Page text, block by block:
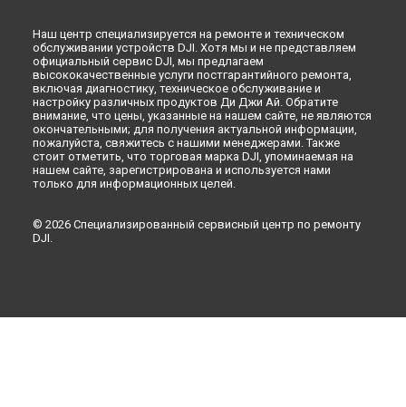
Наш центр специализируется на ремонте и техническом
обслуживании устройств DJI. Хотя мы и не представляем
официальный сервис DJI, мы предлагаем
высококачественные услуги постгарантийного ремонта,
включая диагностику, техническое обслуживание и
настройку различных продуктов Ди Джи Ай. Обратите
внимание, что цены, указанные на нашем сайте, не являются
окончательными; для получения актуальной информации,
пожалуйста, свяжитесь с нашими менеджерами. Также
стоит отметить, что торговая марка DJI, упоминаемая на
нашем сайте, зарегистрирована и используется нами
только для информационных целей.
© 2026 Специализированный сервисный центр по ремонту
DJI.